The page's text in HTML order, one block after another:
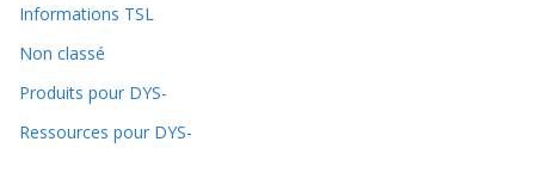
Informations TSL
Non classé
Produits pour DYS-
Ressources pour DYS-